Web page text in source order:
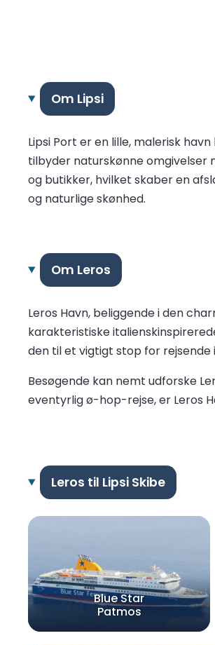
Om Lipsi
Lipsi Port er en lille, malerisk
tilbyder naturskønne
og butikker, hvilket skaber en
og naturlige skønhed.
Om Leros
Leros Havn, beliggende i den
karakteristiske
den til et vigtigt stop for
Besøgende kan nemt udforske
eventyrlig ø-hop-rejse, er Leros
Leros til Lipsi Skibe
Blue Star
Patmos